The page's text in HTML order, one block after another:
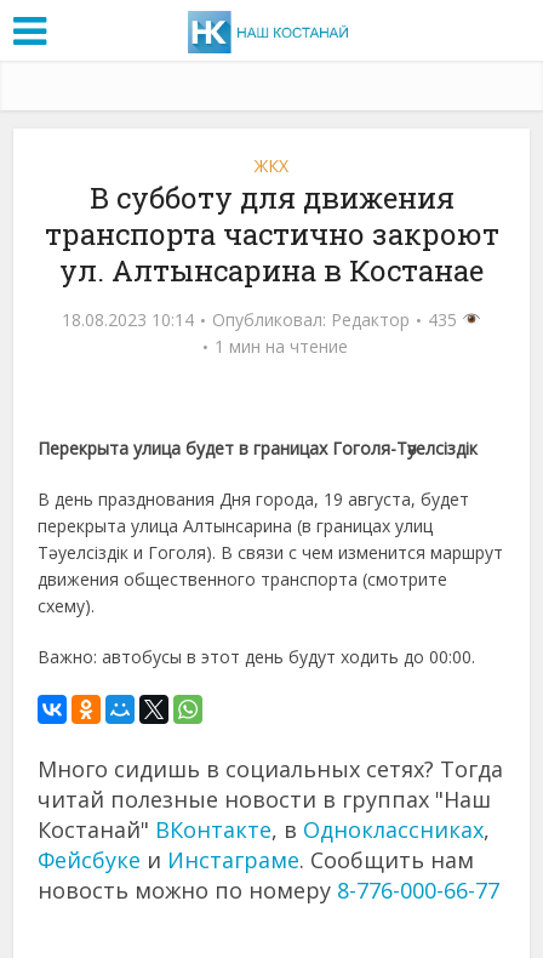
ЖКХ
В субботу для движения
транспорта частично закроют
ул. Алтынсарина в Костанае
18.08.2023 10:14 Опубликовал: Редактор
435
1 мин на чтение
Перекрыта улица будет в границах Гоголя-Тәуелсіздік
В день празднования Дня города, 19 августа, будет
перекрыта улица Алтынсарина (в границах улиц
Тәуелсіздік и Гоголя). В связи с чем изменится маршрут
движения общественного транспорта (смотрите
схему).
Важно: автобусы в этот день будут ходить до 00:00.
Много сидишь в социальных сетях? Тогда
читай полезные новости в группах "Наш
Костанай" ВКонтакте, в Одноклассниках,
Фейсбуке и Инстаграме. Сообщить нам
новость можно по номеру 8-776-000-66-77